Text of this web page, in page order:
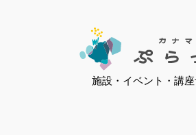
施設・イベント・講